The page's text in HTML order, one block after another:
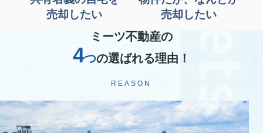
売却したい
売却したい
ミーツ不動産の
4つの選ばれる理由！
REASON